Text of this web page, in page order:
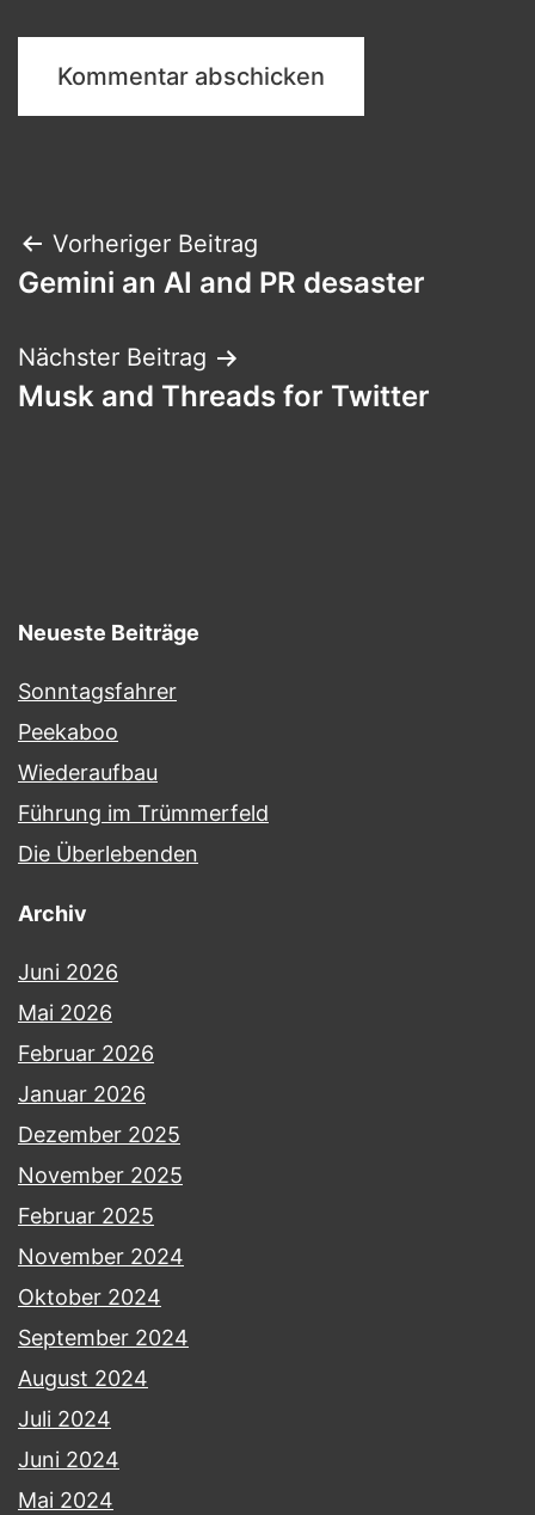
Beitragsnavigation
Vorheriger Beitrag
Gemini an AI and PR desaster
Nächster Beitrag
Musk and Threads for Twitter
Neueste Beiträge
Sonntagsfahrer
Peekaboo
Wiederaufbau
Führung im Trümmerfeld
Die Überlebenden
Archiv
Juni 2026
Mai 2026
Februar 2026
Januar 2026
Dezember 2025
November 2025
Februar 2025
November 2024
Oktober 2024
September 2024
August 2024
Juli 2024
Juni 2024
Mai 2024